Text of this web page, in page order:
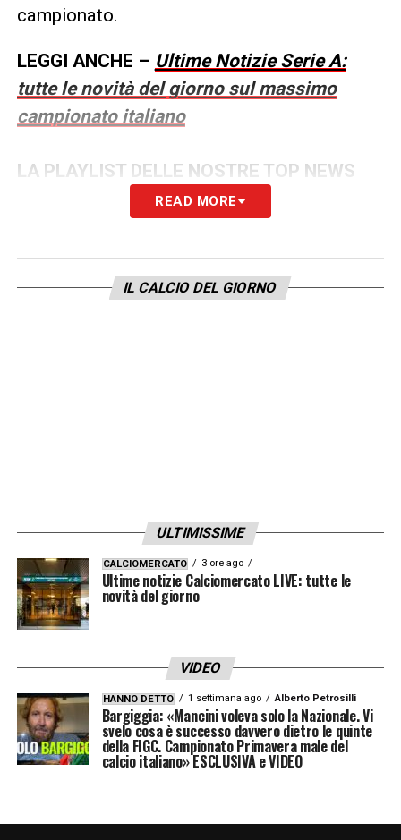
campionato.
LEGGI ANCHE – Ultime Notizie Serie A:
tutte le novità del giorno sul massimo
campionato italiano
LA PLAYLIST DELLE NOSTRE TOP NEWS
READ MORE
IL CALCIO DEL GIORNO
ULTIMISSIME
CALCIOMERCATO 3 ore ago
Ultime notizie Calciomercato LIVE: tutte le
novità del giorno
VIDEO
HANNO DETTO 1 settimana ago Alberto Petrosilli
Bargiggia: «Mancini voleva solo la Nazionale. Vi
svelo cosa è successo davvero dietro le quinte
della FIGC. Campionato Primavera male del
calcio italiano» ESCLUSIVA e VIDEO